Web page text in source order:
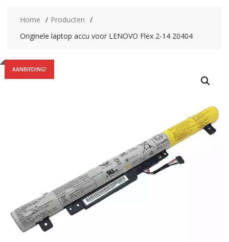
Home
Producten
Originele laptop accu voor LENOVO Flex 2-14 20404
AANBIEDING!